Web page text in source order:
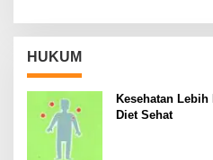
HUKUM
Kesehatan Lebih
Diet Sehat